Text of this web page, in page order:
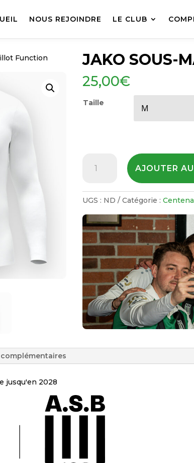
NOUS REJOINDRE LE CLUB
Function JAKO SOUS-
25,00€
Taille
Sous-
maillot
Function
AJOUTER
UGS : ND Catégorie :
jusqu'en 2028